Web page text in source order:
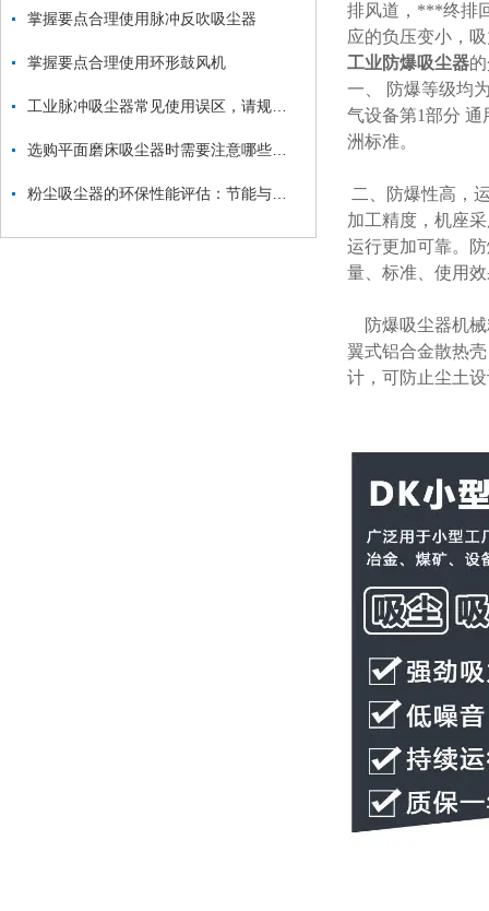
掌握要点合理使用脉冲反吹吸尘器
掌握要点合理使用环形鼓风机
排风道，***终排
应的负压变小，
工业防爆吸尘器
一、 防爆等级均
气设备第1部分 通
洲标准。
二、防爆性高，
加工精度，机座
运行更加可靠。
量、标准、使用
防爆吸尘器机械
翼式铝合金散热
计，可防止尘土